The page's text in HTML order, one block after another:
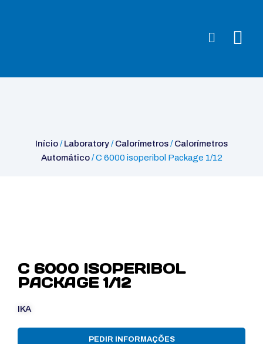
Início/Laboratory/Calorímetros/Calorímetros
Automático/ C 6000 isoperibol Package 1/12
C 6000 ISOPERIBOL
PACKAGE 1/12
IKA
PEDIR INFORMAÇÕES